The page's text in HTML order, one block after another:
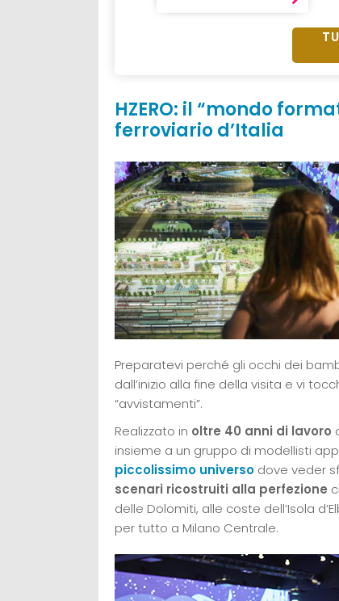
HZERO: il “mondo
ferroviario d’Italia
Preparatevi perché gli occhi dei
dall’inizio alla fine della visita e vi
“avvistamenti”.
Realizzato in oltre 40 anni di lavoro
insieme a un gruppo di modellisti
piccolissimo universo dove veder
scenari ricostruiti alla perfezione
delle Dolomiti, alle coste dell’Isola
per tutto a Milano Centrale.